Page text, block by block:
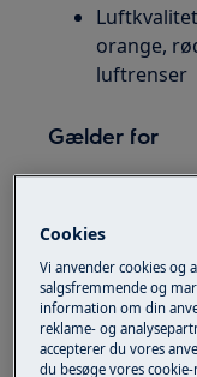
orange,
luftrenser
Gælder for
Luftrenser
Løsning
realtid
Som vist
Cookies
Vi anvender cookies og
salgsfremmende og
information om din
reklame- og
accepterer du vores
du besøge vores cookie-